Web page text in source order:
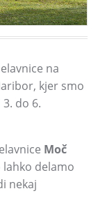
na
kjer smo
do 6.
Moč
lahko delamo
nekaj